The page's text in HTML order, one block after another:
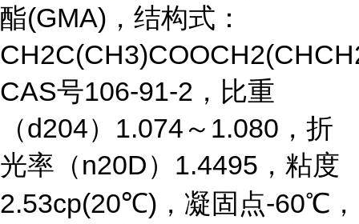
酯(GMA)，结构式：
CAS号106-91-2，比重
（d204）1.074～1.080，折
光率（n20D）1.4495，粘度
2.53cp(20℃)，凝固点-60℃，